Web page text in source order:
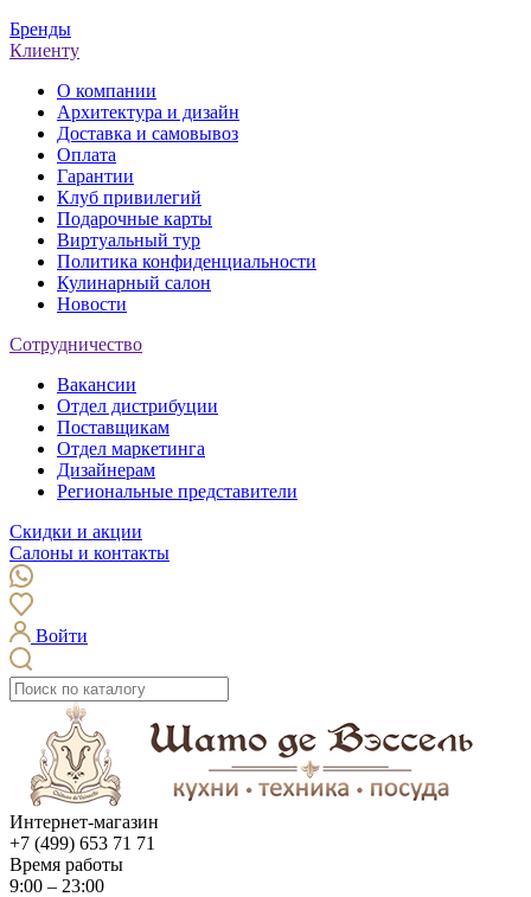
Бренды
Клиенту
О компании
Архитектура и дизайн
Доставка и самовывоз
Оплата
Гарантии
Клуб привилегий
Подарочные карты
Виртуальный тур
Политика конфиденциальности
Кулинарный салон
Новости
Сотрудничество
Вакансии
Отдел дистрибуции
Поставщикам
Отдел маркетинга
Дизайнерам
Региональные представители
Скидки и акции
Салоны и контакты
Войти
Интернет-магазин
+7 (499) 653 71 71
Время работы
9:00 – 23:00